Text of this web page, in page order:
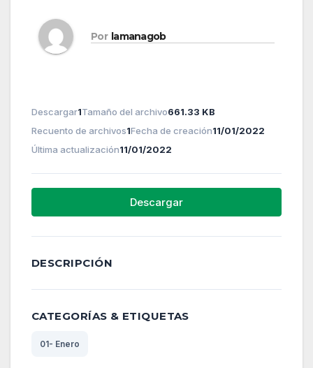
Por lamanagob
Descargar1Tamaño del archivo661.33 KB
Recuento de archivos1Fecha de creación11/01/2022
Última actualización11/01/2022
Descargar
DESCRIPCIÓN
CATEGORÍAS & ETIQUETAS
01- Enero